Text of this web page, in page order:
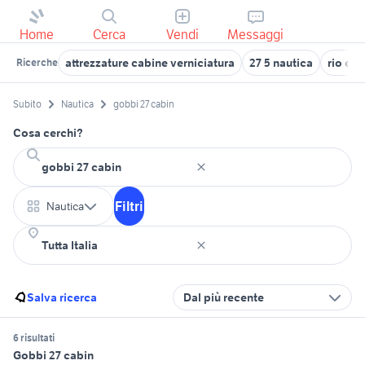
Home Cerca Vendi Messaggi
Ricerche attrezzature cabine verniciatura 27 5 nautica rio
Subito Nautica gobbi 27 cabin
Cosa cerchi?
Nautica Filtri
Salva ricerca Dal più recente
6 risultati
Gobbi 27 cabin